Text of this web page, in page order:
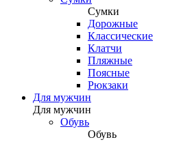
Сумки
Дорожные
Классические
Клатчи
Пляжные
Поясные
Рюкзаки
Для мужчин
Для мужчин
Обувь
Обувь